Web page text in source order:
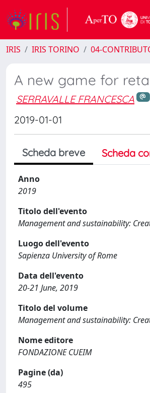
IRIS IRIS TORINO 04-
A new game for
SERRAVALLE FRANCESCA
2019-01-01
Scheda breve Scheda
Anno
2019
Titolo dell'evento
Management and sustainability:
Luogo dell'evento
Sapienza University of Rome
Data dell'evento
20-21 June, 2019
Titolo del volume
Management and sustainability:
Nome editore
FONDAZIONE CUEIM
Pagine (da)
495